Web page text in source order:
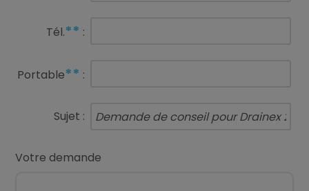
Tél.** :
Portable** :
Sujet :
Votre demande